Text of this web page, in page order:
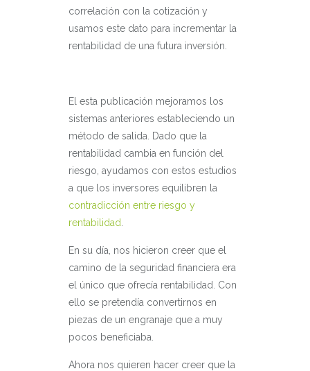
correlación con la cotización y
usamos este dato para incrementar la
rentabilidad de una futura inversión.
El esta publicación mejoramos los
sistemas anteriores estableciendo un
método de salida. Dado que la
rentabilidad cambia en función del
riesgo, ayudamos con estos estudios
a que los inversores equilibren la
contradicción entre riesgo y
rentabilidad
En su día, nos hicieron creer que el
camino de la seguridad financiera era
el único que ofrecía rentabilidad. Con
ello se pretendía convertirnos en
piezas de un engranaje que a muy
pocos beneficiaba.
Ahora nos quieren hacer creer que la